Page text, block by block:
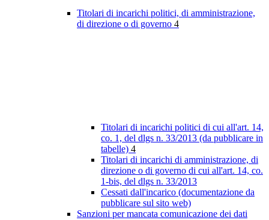
Titolari di incarichi politici, di amministrazione,
di direzione o di governo 4
Titolari di incarichi politici di cui all'art. 14,
co. 1, del dlgs n. 33/2013 (da pubblicare in
tabelle) 4
Titolari di incarichi di amministrazione, di
direzione o di governo di cui all'art. 14, co.
1-bis, del dlgs n. 33/2013
Cessati dall'incarico (documentazione da
pubblicare sul sito web)
Sanzioni per mancata comunicazione dei dati